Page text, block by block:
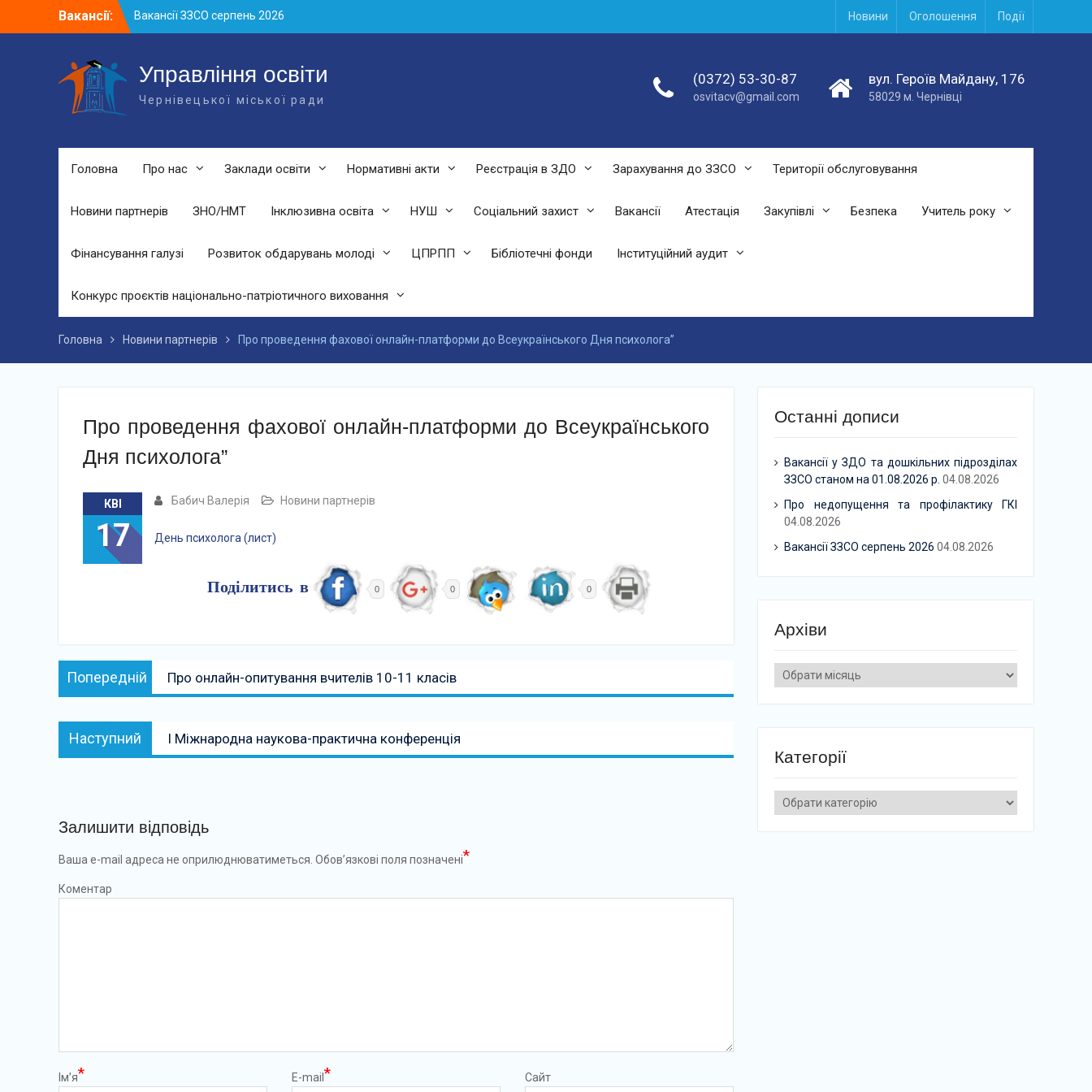
Вакансії:
Вакансії ЗЗСО серпень 2026
Вакансії ЗЗСО червень 2026
підрозділах ЗЗСО станом на 01.08.2026
р.
Новини Оголошення Події
Управління освіти
Чернівецької міської ради
(0372) 53-30-87
osvitacv@gmail.com
вул. Героїв Майдану, 176
58029 м. Чернівці
Головна Про нас Заклади освіти Нормативні акти Реєстрація в ЗДО Зарахування до ЗЗСО Території обслуговування
Новини партнерів ЗНО/НМТ Інклюзивна освіта НУШ Соціальний захист Вакансії Атестація Закупівлі Безпека Учитель року
Фінансування галузі Розвиток обдарувань молоді ЦПРПП Бібліотечні фонди Інституційний аудит
Конкурс проєктів національно-патріотичного виховання
Головна Новини партнерів Про проведення фахової онлайн-платформи до Всеукраїнського Дня психолога”
Про проведення фахової онлайн-платформи до Всеукраїнського
Дня психолога”
КВІ
17
Бабич Валерія Новини партнерів
День психолога (лист)
Поділитись в 0 0 0
Навігація
записів
Попередній Попередній:
Про онлайн-опитування вчителів 10-11 класів
Наступний Наступний:
І Міжнародна наукова-практична конференція
Залишити відповідь
Ваша e-mail адреса не оприлюднюватиметься. Обов’язкові поля позначені*
Коментар
Ім’я* E-mail * Сайт
Останні дописи
Вакансії у ЗДО та дошкільних підрозділах
ЗЗСО станом на 01.08.2026 р. 04.08.2026
Про недопущення та профілактику ГКІ
04.08.2026
Вакансії ЗЗСО серпень 2026 04.08.2026
Архіви
Архіви
Категорії
Категорії